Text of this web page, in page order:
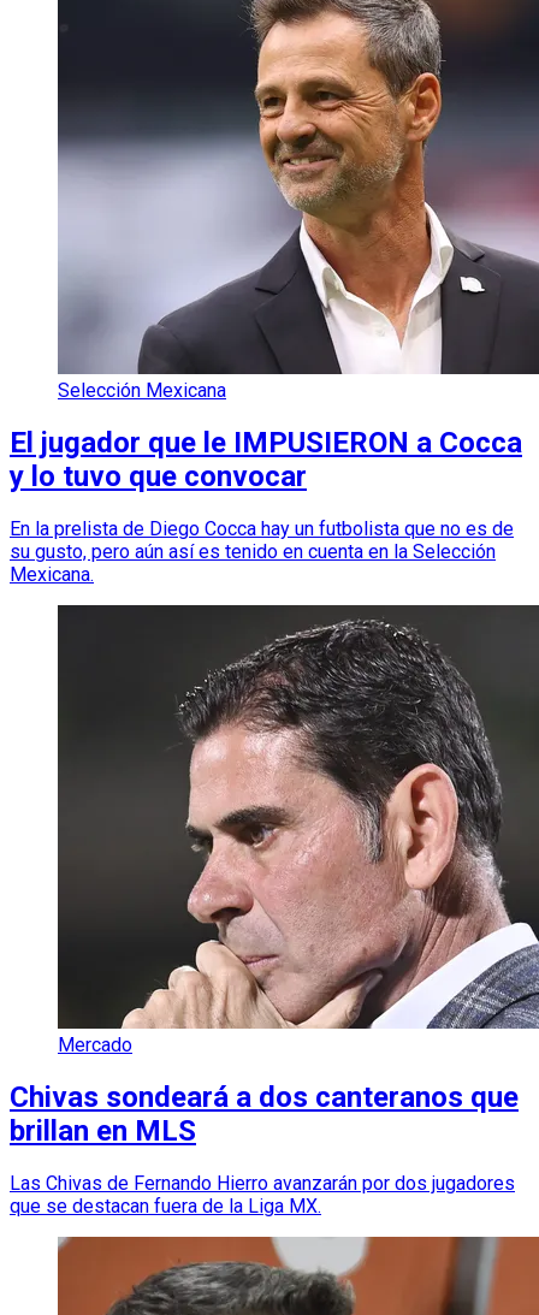
Selección Mexicana
El jugador que le IMPUSIERON a Cocca
y lo tuvo que convocar
En la prelista de Diego Cocca hay un futbolista que no es de
su gusto, pero aún así es tenido en cuenta en la Selección
Mexicana.
Mercado
Chivas sondeará a dos canteranos que
brillan en MLS
Las Chivas de Fernando Hierro avanzarán por dos jugadores
que se destacan fuera de la Liga MX.